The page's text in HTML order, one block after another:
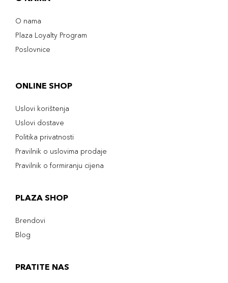
O nama
Plaza Loyalty Program
Poslovnice
ONLINE SHOP
Uslovi korištenja
Uslovi dostave
Politika privatnosti
Pravilnik o uslovima prodaje
Pravilnik o formiranju cijena
PLAZA SHOP
Brendovi
Blog
PRATITE NAS